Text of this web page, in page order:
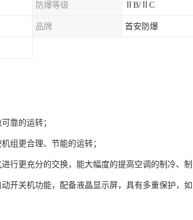
防爆等级 ⅡB/ⅡC
品牌 首安防爆
靠的运转；
组更合理、节能的运转；
更充分的交换，能大幅度的提高空调的制冷、制
开关机功能，配备液晶显示屏，具有多重保护，